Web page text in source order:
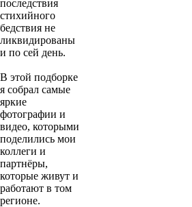
последствия
стихийного
бедствия не
ликвидированы
и по сей день.
В этой подборке
я собрал самые
яркие
фотографии и
видео, которыми
поделились мои
коллеги и
партнёры,
которые живут и
работают в том
регионе.